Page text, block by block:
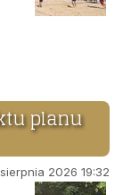
planu
2026 19:32